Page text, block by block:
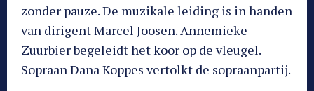
zonder pauze. De muzikale leiding is in handen
van dirigent Marcel Joosen. Annemieke
Zuurbier begeleidt het koor op de vleugel.
Sopraan Dana Koppes vertolkt de sopraanpartij.